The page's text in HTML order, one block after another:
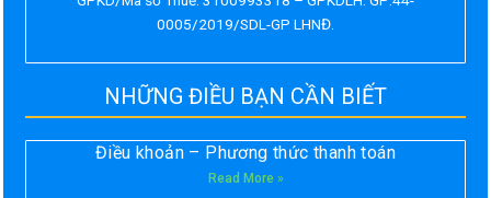
0005/2019/SDL-GP LHNĐ.
NHỮNG ĐIỀU BẠN CẦN BIẾT
Điều khoản – Phương thức thanh toán
Read More »